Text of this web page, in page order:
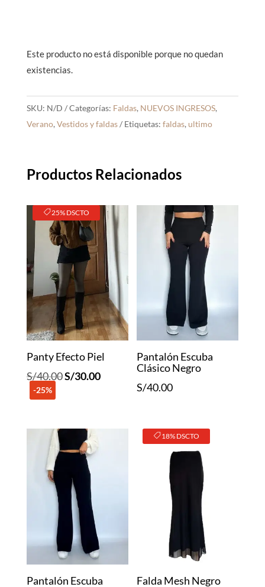
Este producto no está disponible porque no quedan
existencias.
SKU: N/D Categorías: Faldas, NUEVOS INGRESOS,
Verano, Vestidos y faldas Etiquetas: faldas, ultimo
Productos Relacionados
25% DSCTO
Panty Efecto Piel
S/40.00El
S/40.00.
S/30.00El
-25%
Pantalón Escuba
Clásico Negro
S/40.00
Pantalón Escuba
18% DSCTO
Falda Mesh Negro